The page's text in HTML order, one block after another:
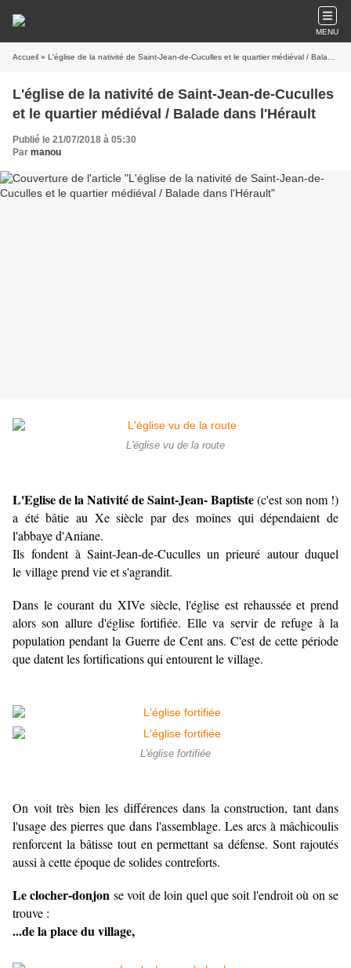
MENU
Accueil » L'église de la nativité de Saint-Jean-de-Cuculles et le quartier médiéval / Balade dans l'Hérault
L'église de la nativité de Saint-Jean-de-Cuculles
et le quartier médiéval / Balade dans l'Hérault
Publié le 21/07/2018 à 05:30
Par manou
L'église vu de la route
L'Eglise de la Nativité de Saint-Jean- Baptiste(c'est son nom !)
a été bâtie au Xe siècle par des moines qui dépendaient de
l'abbaye d'Aniane.
Ils fondent à Saint-Jean-de-Cuculles un prieuré autour duquel
le village prend vie et s'agrandit.
Dans le courant du XIVe siècle, l'église est rehaussée et prend
alors son allure d'église fortifiée. Elle va servir de refuge à la
population pendant la Guerre de Cent ans. C'est de cette période
que datent les fortifications qui entourent le village.
L'église fortifiée
On voit très bien les différences dans la construction, tant dans
l'usage des pierres que dans l'assemblage. Les arcs à mâchicoulis
renforcent la bâtisse tout en permettant sa défense. Sont rajoutés
aussi à cette époque de solides contreforts.
Le clocher-donjon se voit de loin quel que soit l'endroit où on se
trouve :
...de la place du village,